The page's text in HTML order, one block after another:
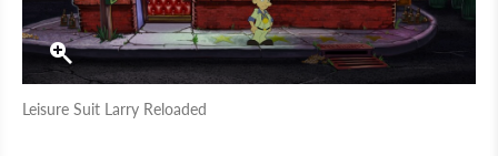
Leisure Suit Larry Reloaded